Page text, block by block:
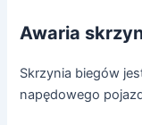
Awaria
Skrzynia biegów
napędowego